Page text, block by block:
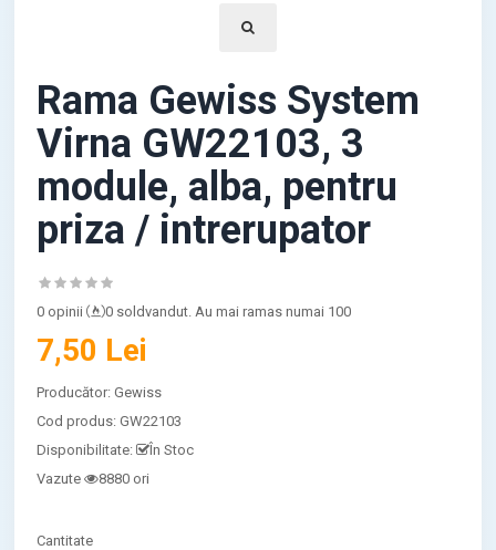
Rama Gewiss System
Virna GW22103, 3
module, alba, pentru
priza / intrerupator
0 opinii 0 soldvandut. Au mai ramas numai 100
7,50 Lei
Producător:Gewiss
Cod produs:GW22103
Disponibilitate:
În Stoc
Vazute
8880 ori
Cantitate